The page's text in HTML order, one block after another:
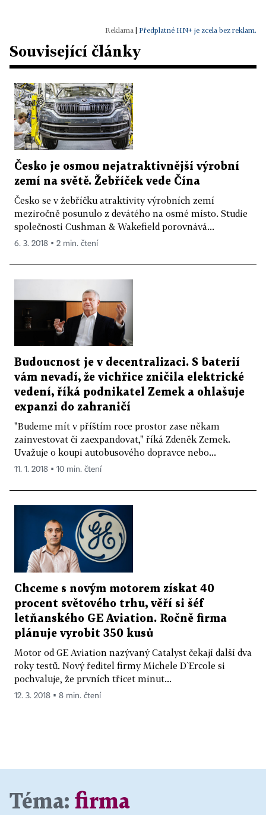
Předplatné HN+ je zcela bez reklam.
Související články
Česko je osmou nejatraktivnější výrobní
zemí na světě. Žebříček vede Čína
Česko se v žebříčku atraktivity výrobních zemí
meziročně posunulo z devátého na osmé místo. Studie
společnosti Cushman & Wakefield porovnává...
6. 3. 2018 ▪ 2 min. čtení
Budoucnost je v decentralizaci. S baterií
vám nevadí, že vichřice zničila elektrické
vedení, říká podnikatel Zemek a ohlašuje
expanzi do zahraničí
"Budeme mít v příštím roce prostor zase někam
zainvestovat či zaexpandovat," říká Zdeněk Zemek.
Uvažuje o koupi autobusového dopravce nebo...
11. 1. 2018 ▪ 10 min. čtení
Chceme s novým motorem získat 40
procent světového trhu, věří si šéf
letňanského GE Aviation. Ročně firma
plánuje vyrobit 350 kusů
Motor od GE Aviation nazývaný Catalyst čekají další dva
roky testů. Nový ředitel firmy Michele D`Ercole si
pochvaluje, že prvních třicet minut...
12. 3. 2018 ▪ 8 min. čtení
Téma: firma